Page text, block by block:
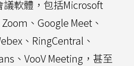
軟體，包括Microsoft
、Google Meet、
、RingCentral、
、VooV Meeting，甚至